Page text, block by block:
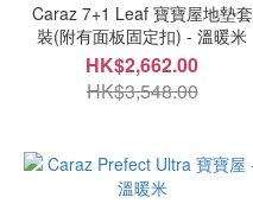
Caraz 7+1 Leaf 寶寶屋地墊套
裝(附有面板固定扣) - 溫暖米
HK$2,662.00
HK$3,548.00